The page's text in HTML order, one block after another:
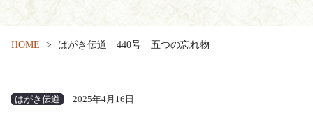
HOME はがき伝道 440号 五つの忘れ物
はがき伝道 2025年4月16日